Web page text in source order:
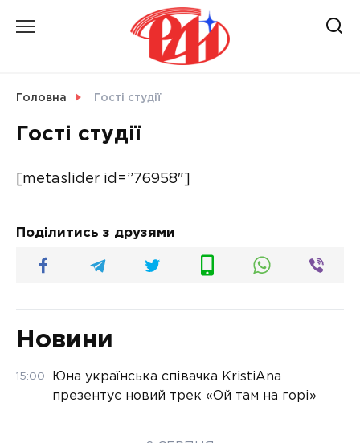
СВІТ
Головна Гості студії
Гості студії
[metaslider id=”76958″]
Поділитись з друзями
Новини
15:00
Юна українська співачка KristiAna
презентує новий трек «Ой там на горі»